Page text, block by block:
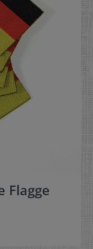
Flagge